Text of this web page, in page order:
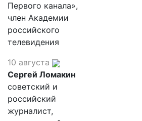
Первого канала»,
член Академии
российского
телевидения
10 августа
Сергей Ломакин
советский и
российский
журналист,